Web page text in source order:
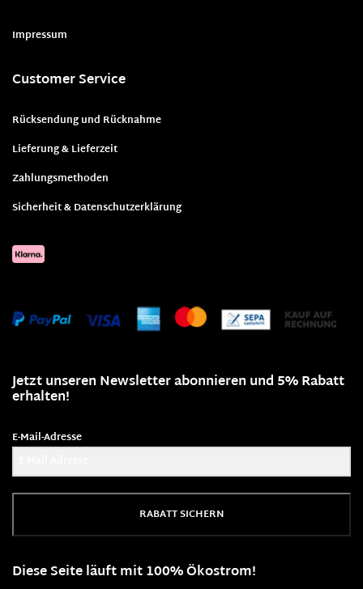
Impressum
Customer Service
Rücksendung und Rücknahme
Lieferung & Lieferzeit
Zahlungsmethoden
Sicherheit & Datenschutzerklärung
Jetzt unseren Newsletter abonnieren und 5% Rabatt
erhalten!
E-Mail-Adresse
RABATT SICHERN
Diese Seite läuft mit 100% Ökostrom!